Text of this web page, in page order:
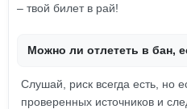
– твой билет в рай!
Можно ли отлететь в бан,
Слушай, риск всегда есть, но
проверенных источников и